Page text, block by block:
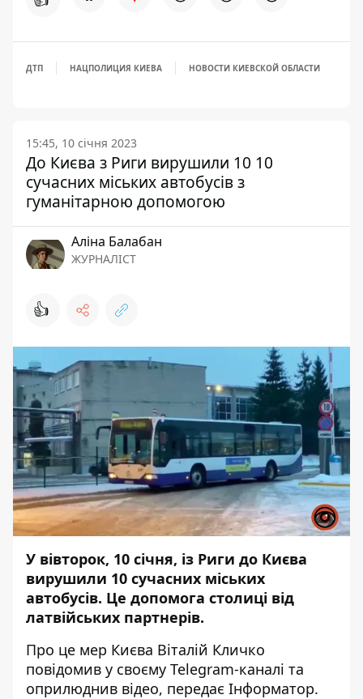
ДТП НАЦПОЛИЦИЯ КИЕВА НОВОСТИ КИЕВСКОЙ ОБЛАСТИ
15:45, 10 січня 2023
До Києва з Риги вирушили 10 10
сучасних міських автобусів з
гуманітарною допомогою
Аліна Балабан
ЖУРНАЛІСТ
👍
У вівторок, 10 січня, із Риги до Києва
вирушили 10 сучасних міських
автобусів. Це допомога столиці від
латвійських партнерів.
Про це мер Києва Віталій Кличко
повідомив у своєму Telegram-каналі та
оприлюднив відео, передає Інформатор.